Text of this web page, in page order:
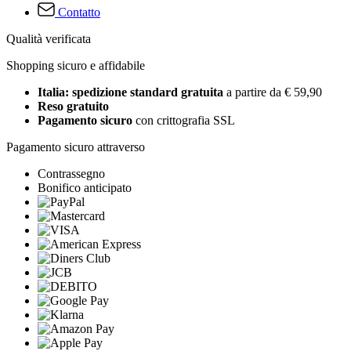
Contatto
Qualità verificata
Shopping sicuro e affidabile
Italia: spedizione standard gratuita a partire da € 59,90
Reso gratuito
Pagamento sicuro con crittografia SSL
Pagamento sicuro attraverso
Contrassegno
Bonifico anticipato